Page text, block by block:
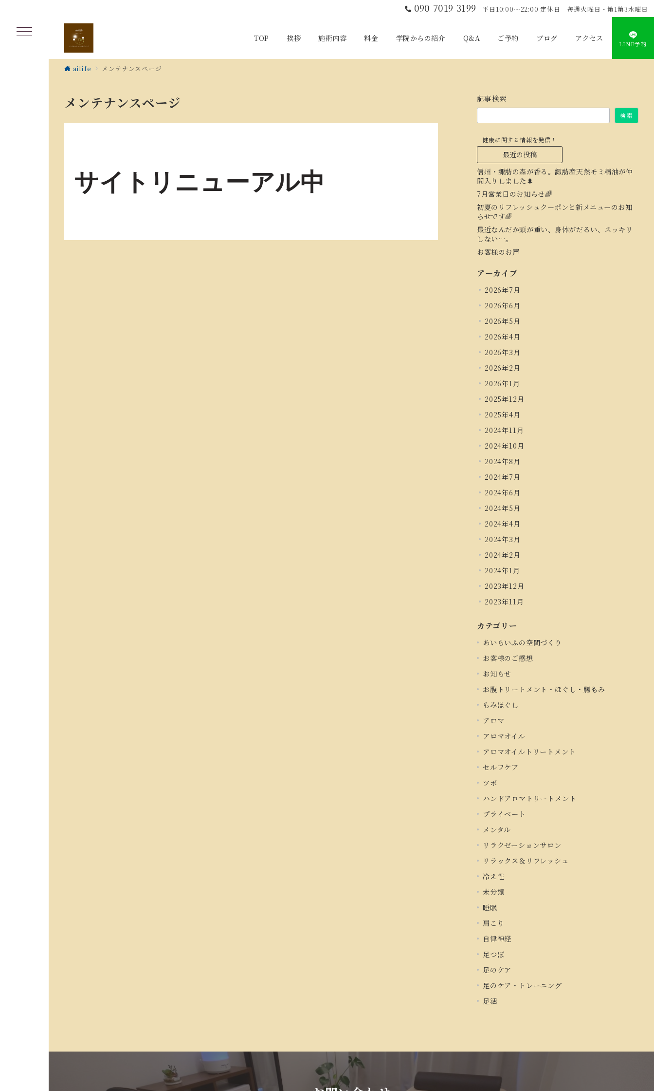
090-7019-3199 平日10:00〜22:00 定休日 毎週火曜日・第1第3水曜日
TOP 挨拶 施術内容 料金 学院からの紹介 Q&A ご予約 ブログ アクセス
LINE予約
ailife メンテナンスページ
メンテナンスページ
サイトリニューアル中
記事検索
検索
健康に関する情報を発信！
最近の投稿
信州・諏訪の森が香る。諏訪産天然モミ精油が仲
間入りしました🌲
7月営業日のお知らせ🌈
初夏のリフレッシュクーポンと新メニューのお知
らせです🌈
最近なんだか頭が重い、身体がだるい、スッキリ
しない…。
お客様のお声
アーカイブ
2026年7月
2026年6月
2026年5月
2026年4月
2026年3月
2026年2月
2026年1月
2025年12月
2025年4月
2024年11月
2024年10月
2024年8月
2024年7月
2024年6月
2024年5月
2024年4月
2024年3月
2024年2月
2024年1月
2023年12月
2023年11月
カテゴリー
あいらいふの空間づくり
お客様のご感想
お知らせ
お腹トリートメント・ほぐし・腸もみ
もみほぐし
アロマ
アロマオイル
アロマオイルトリートメント
セルフケア
ツボ
ハンドアロマトリートメント
プライベート
メンタル
リラクゼーションサロン
リラックス＆リフレッシュ
冷え性
未分類
睡眠
肩こり
自律神経
足つぼ
足のケア
足のケア・トレーニング
足活